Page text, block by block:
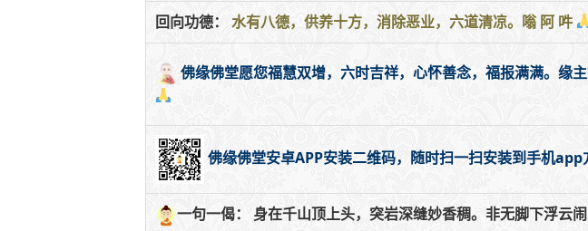
回向功德： 水有八德，供养十方，消除恶业，六道清凉。嗡 阿 吽
佛缘佛堂愿您福慧双增，六时吉祥，心怀善念，福报满满。缘
佛缘佛堂安卓APP安装二维码，随时扫一扫安装到手机app
一句一偈： 身在千山顶上头，突岩深缝妙香稠。非无脚下浮云